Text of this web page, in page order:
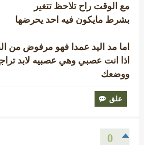
مع الوقت راح تلاحظ تتغير
بشرط مايكون فيه احد يحرضها
اما مد اليد عمدا فهو مرفوض من
اذا انت عصبي وهي عصبيه لابد
ووضعك
0